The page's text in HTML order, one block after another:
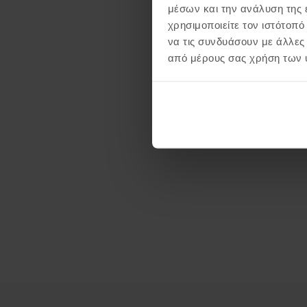
μέσων και την ανάλυση της
χρησιμοποιείτε τον
να τις συνδυάσουν με
από μέρους σας χρήση των